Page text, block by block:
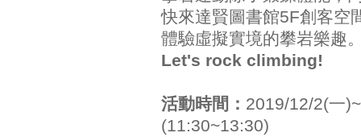
快來達賢圖書館5F創客空
體驗虛擬實境的攀岩樂趣
Let's rock climbing!
活動時間： 2019/12/2(一
(11:30~13:30)